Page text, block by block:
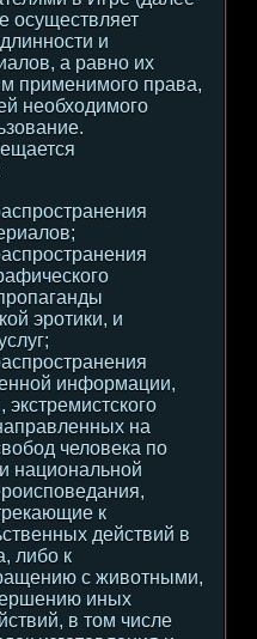
осуществляет
и
а равно их
применимого права,
необходимого
эротики, и
информации,
на
человека по
национальной
к
действий в
либо к
с животными,
иных
в том числе